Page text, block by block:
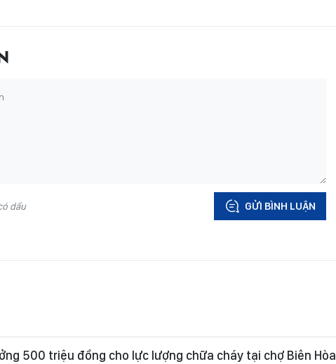
dấu GỬI BÌNH LUẬN
500 triệu đồng cho lực lượng chữa cháy tại chợ Biên Hòa